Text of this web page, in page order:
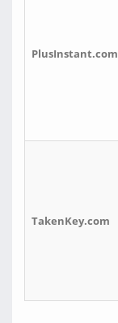
PlusInstant.com
TakenKey.com